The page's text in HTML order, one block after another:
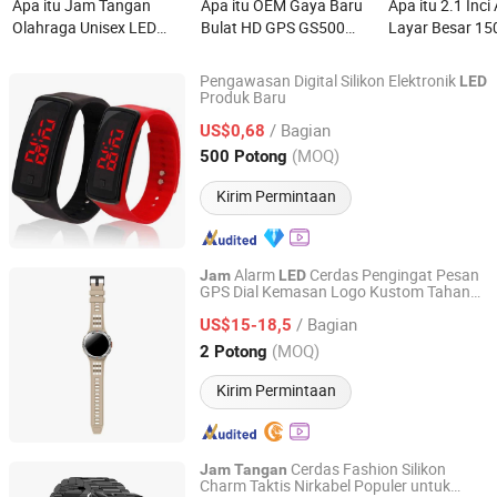
Apa itu Jam Tangan
Olahraga Unisex LED
Relogio Masculino
Apa itu OEM Gaya Baru
Bulat HD GPS GS500
Tahan Air Outdoor
Panggilan Telepon Pria
Jam Tangan Pintar Bulat
Silikon Smartwatch
Apa itu 2.1 Inci
Layar Besar
Jam Tangan
Pengawasan Digital Silikon Elektronik LED
Produk Baru
US$0,68 / Bagian
500 Potong (MOQ)
Kirim Permintaan
Jinjiang Jiaxing Import and Export Co., Ltd.
Fujian, China Harga mulai 2020
JamAlarm LED Cerdas Pengingat Pesan
GPS Dial Kemasan Logo Kustom Tahan
US$15-18,5 / Bagian
2 Potong (MOQ)
Kirim Permintaan
Shenzhen Jingyun Iot Technology Co.,Ltd
Guangdong, China Harga mulai 2022
JamTangan Cerdas Fashion Silikon
Charm Taktis Nirkabel Populer untuk